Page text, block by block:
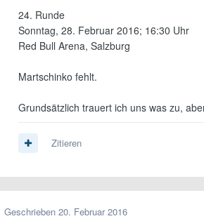
24. Runde
Sonntag, 28. Februar 2016; 16:30 Uhr
Red Bull Arena, Salzburg
Martschinko fehlt.
Grundsätzlich trauert ich uns was zu,
Zitieren
Geschrieben 20. Februar 2016